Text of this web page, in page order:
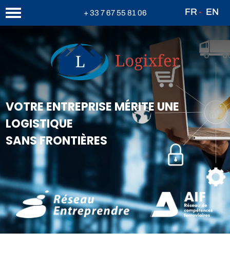
+ 33 7 67 55 81 06 FR - EN
VOTRE ENTREPRISE MÉRITE UNE
LOGISTIQUE
SANS FRONTIÈRES